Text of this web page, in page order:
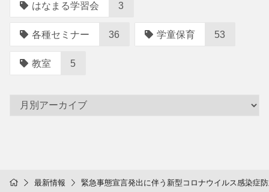
はなまる学習会 3
各種セミナー 36 学童保育 53
教室 5
最新情報 緊急事態宣言発出に伴う新型コロナウイルス感染症